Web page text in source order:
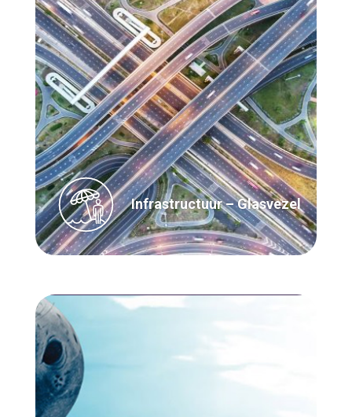
Infrastructuur – Glasvezel